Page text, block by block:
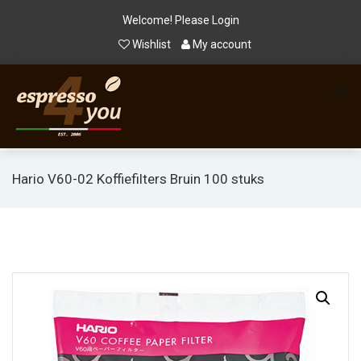
Welcome! Please
Login
Wishlist
My account
Hario V60-02 Koffiefilters Bruin 100 stuks